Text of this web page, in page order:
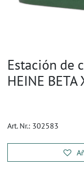
Estación de
HEINE BETA
Art. Nr.: 302583